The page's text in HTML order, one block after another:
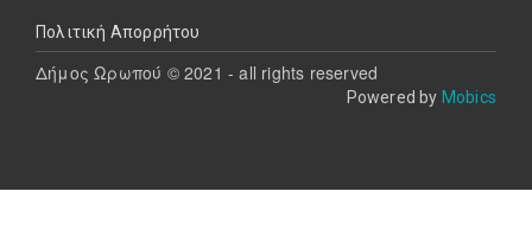
Υποσέλιδο
Πολιτική Απορρήτου
Δήμος Ωρωπού © 2021 - all rights reserved
Powered by Mobics